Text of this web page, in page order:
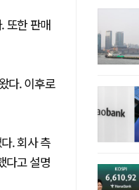
또한 판매
다. 이후로
. 회사 측
다고 설명